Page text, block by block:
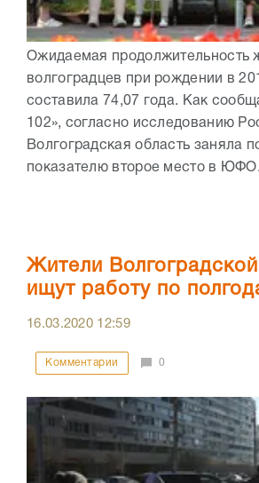
Ожидаемая продолжительность
волгоградцев при рождении в
составила 74,07 года. Как
102», согласно исследованию
Волгоградская область заняла
показателю второе место в
Жители
ищут работу по
16.03.2020 12:59
Комментарии 0